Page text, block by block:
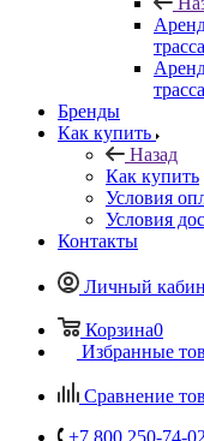
Бренды
Как купить
Назад
Как купить
Условия
Условия
Контакты
Личный
Корзина0
Избранные
Сравнение
+7 800 250-74-02